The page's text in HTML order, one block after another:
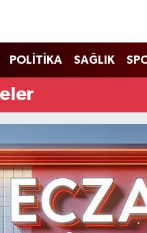
POLİTİKA SAĞLIK